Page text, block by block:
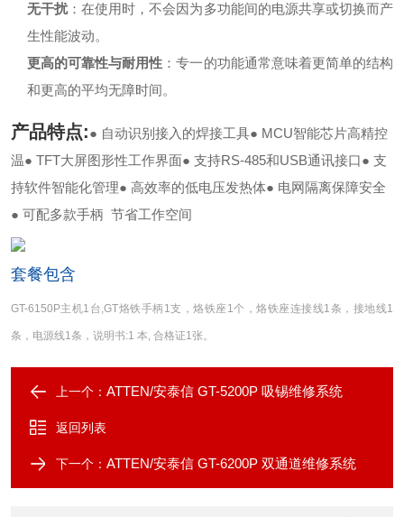
无干扰：在使用时，不会因为多功能间的电源共享或切换而产
生性能波动。
更高的可靠性与耐用性 ：专一的功能通常意味着更简单的结构
和更高的平均无障时间。
产品特点:● 自动识别接入的焊接工具● MCU智能芯片高精控
温● TFT大屏图形性工作界面● 支持RS-485和USB通讯接口● 支
持软件智能化管理● 高效率的低电压发热体● 电网隔离保障安全
● 可配多款手柄 节省工作空间
套餐包含
GT-6150P主机1台,GT烙铁手柄1支，烙铁座1个，烙铁座连接线1条，接地线1
条，电源线1条，说明书:1 本, 合格证1张。
上一个： ATTEN/安泰信 GT-5200P 吸锡维修系统
返回列表
下一个： ATTEN/安泰信 GT-6200P 双通道维修系统